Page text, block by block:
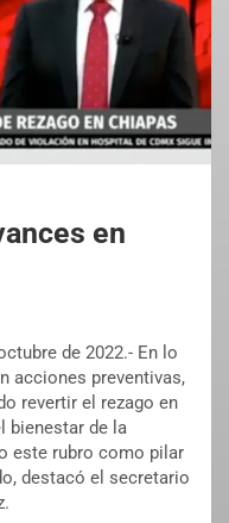
en
de 2022.- En lo
acciones preventivas,
revertir el rezago en
bienestar de la
este rubro como pilar
destacó el secretario